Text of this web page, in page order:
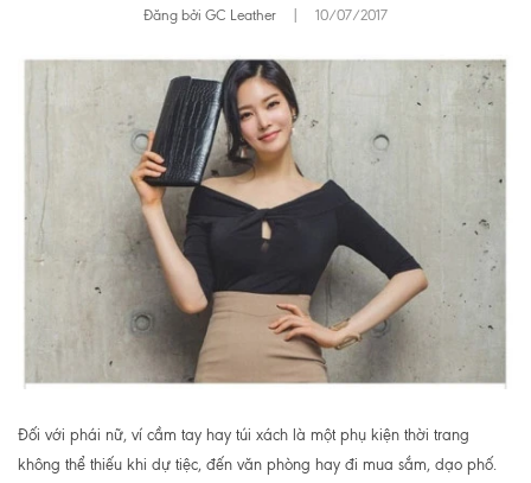
Đăng bởi GC Leather 10/07/2017
Đối với phái nữ, ví cầm tay hay túi xách là một phụ kiện thời trang
không thể thiếu khi dự tiệc, đến văn phòng hay đi mua sắm, dạo phố.